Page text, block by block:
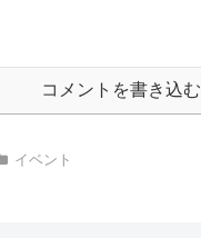
コメントを書き込む
イベント